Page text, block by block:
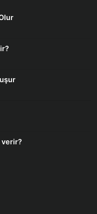
verir?